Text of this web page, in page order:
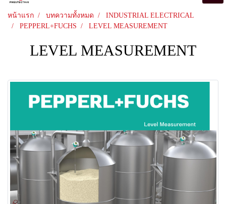
หน้าแรก บทความทั้งหมด
INDUSTRIAL ELECTRICAL
PEPPERL+FUCHS
LEVEL MEASUREMENT
LEVEL MEASUREMENT